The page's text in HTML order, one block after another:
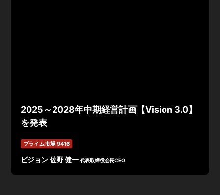
2025～2028年中期経営計画【Vision 3.0】
を発表
プライム市場 9416
ビジョン 佐野 健一代表取締役会長CEO